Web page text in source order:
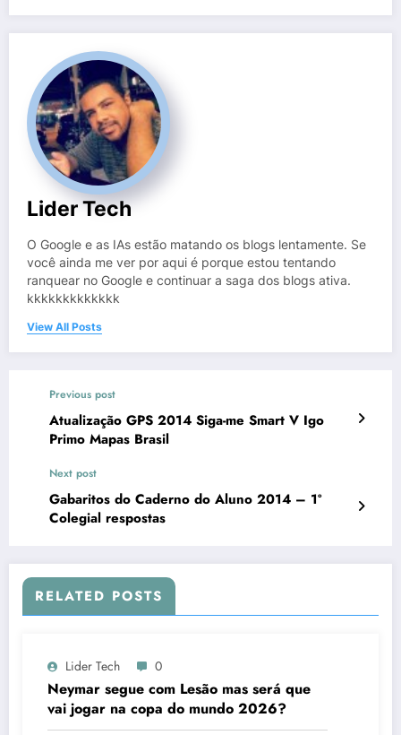
Lider Tech
O Google e as IAs estão matando os blogs lentamente. Se
você ainda me ver por aqui é porque estou tentando
ranquear no Google e continuar a saga dos blogs ativa.
kkkkkkkkkkkkk
View All Posts
Previous post
Atualização GPS 2014 Siga-me Smart V Igo
Primo Mapas Brasil
Next post
Gabaritos do Caderno do Aluno 2014 – 1º
Colegial respostas
RELATED POSTS
Lider Tech 0
Neymar segue com Lesão mas será que
vai jogar na copa do mundo 2026?